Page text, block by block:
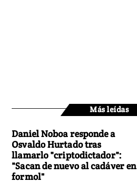
Más leídas
Daniel Noboa responde a
Osvaldo Hurtado tras
llamarlo "criptodictador":
"Sacan de nuevo al cadáver en
formol"